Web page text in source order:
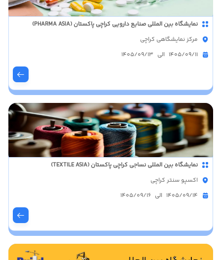
نمایشگاه بین المللی صنایع دارویی کراچی پاکستان (PHARMA ASIA)
مرکز نمایشگاهی کراچی
1405/09/11 الی 1405/09/13
نمایشگاه بین المللی نساجی کراچی پاکستان (TEXTILE ASIA)
اکسپو سنتر کراچی
1405/09/14 الی 1405/09/16